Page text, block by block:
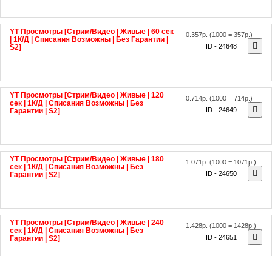
YT Просмотры [Стрим/Видео | Живые | 60 сек
| 1К/Д | Списания Возможны | Без Гарантии |
S2]
0.357р.(1000 = 357р.)
ID - 24648
YT Просмотры [Стрим/Видео | Живые | 120
сек | 1К/Д | Списания Возможны | Без
Гарантии | S2]
0.714р.(1000 = 714р.)
ID - 24649
YT Просмотры [Стрим/Видео | Живые | 180
сек | 1К/Д | Списания Возможны | Без
Гарантии | S2]
1.071р.(1000 = 1071р.)
ID - 24650
YT Просмотры [Стрим/Видео | Живые | 240
сек | 1К/Д | Списания Возможны | Без
Гарантии | S2]
1.428р.(1000 = 1428р.)
ID - 24651